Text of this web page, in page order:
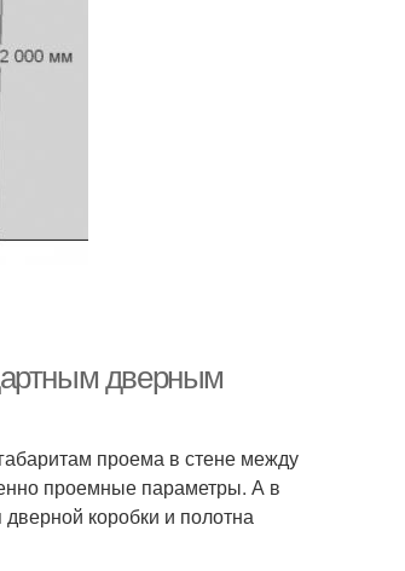
дверным
проема в стене между
проемные параметры. А в
коробки и полотна